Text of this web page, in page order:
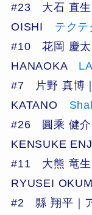
#23 大石 直生
OISHI テク
#10 花岡 慶太
HANAOKA
#7 片野 真博
KATANO
#26 圓乘 健介
KENSUKE
#11 大熊 竜生
RYUSEI
#2 縣 翔平｜